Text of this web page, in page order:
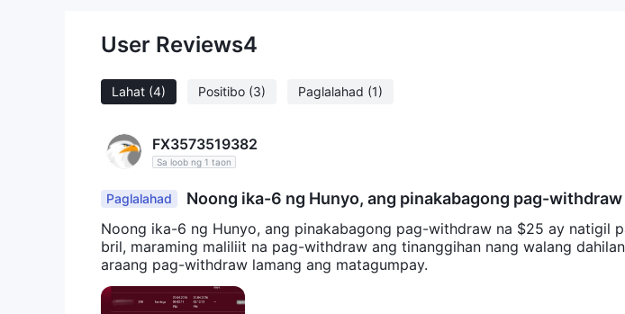
User Reviews4
Lahat (4) Positibo (3) Paglalahad (1)
FX3573519382
Sa loob ng 1 taon
Paglalahad
Noong ika-6 ng Hunyo, ang pinakabagong pag-
pagproseso. Noong Abril, maraming maliliit na pag-withdraw ang
hilan, at 2 maliit at 1 malaking nakaraang pag-withdraw lamang ang
Noong ika-6 ng Hunyo, ang pinakabagong pag-withdraw na $25 ay natigil
bril, maraming maliliit na pag-withdraw ang tinanggihan nang walang
araang pag-withdraw lamang ang matagumpay.